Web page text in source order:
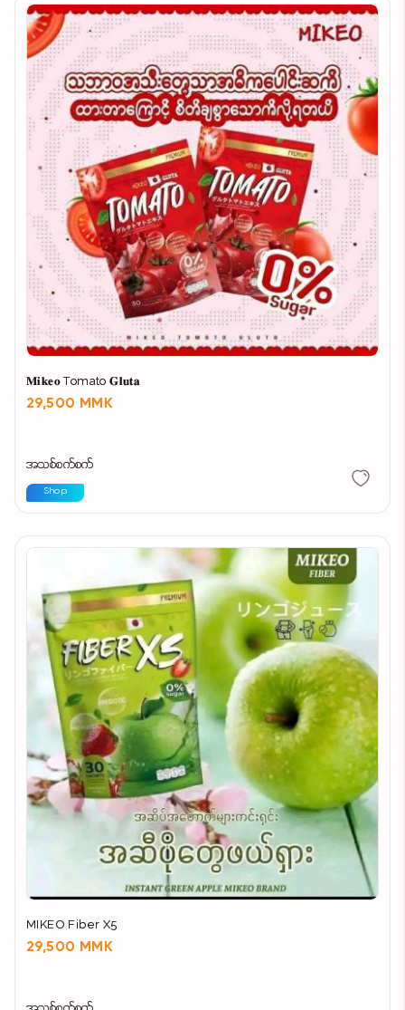
𝐌𝐢𝐤𝐞𝐨 Tomato 𝐆𝐥𝐮𝐭𝐚
29,500 MMK
အသစ်စက်စက်
Shop
MIKEO Fiber X5
29,500 MMK